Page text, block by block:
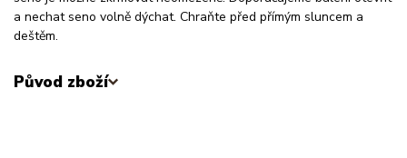
a nechat seno volně dýchat. Chraňte před přímým sluncem a
deštěm.
Původ zboží